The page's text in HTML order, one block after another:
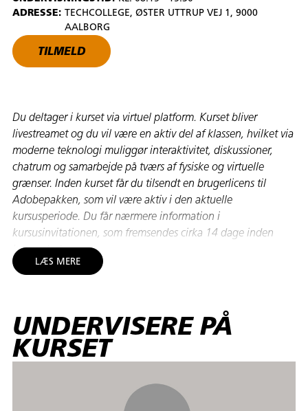
ADRESSE: TECHCOLLEGE, ØSTER UTTRUP VEJ 1, 9000
AALBORG
TILMELD
Du deltager i kurset via virtuel platform. Kurset bliver
livestreamet og du vil være en aktiv del af klassen, hvilket via
moderne teknologi muliggør interaktivitet, diskussioner,
chatrum og samarbejde på tværs af fysiske og virtuelle
grænser. Inden kurset får du tilsendt en brugerlicens til
Adobepakken, som vil være aktiv i den aktuelle
kursusperiode. Du får nærmere information i
kursusinvitationen, som fremsendes cirka 14 dage inden
kursusstart.
På kursusdagen får du en gennemgang af de
Se og lær om blandt andet de nyeste værktøjer i Adobe-
pakken. Vi ser på de seneste AI-værktøjer, der tilføjer endnu
Vi ser også på de nyeste værktøjer i programmerne, som fx
LÆS MERE
UNDERVISERE PÅ
KURSET